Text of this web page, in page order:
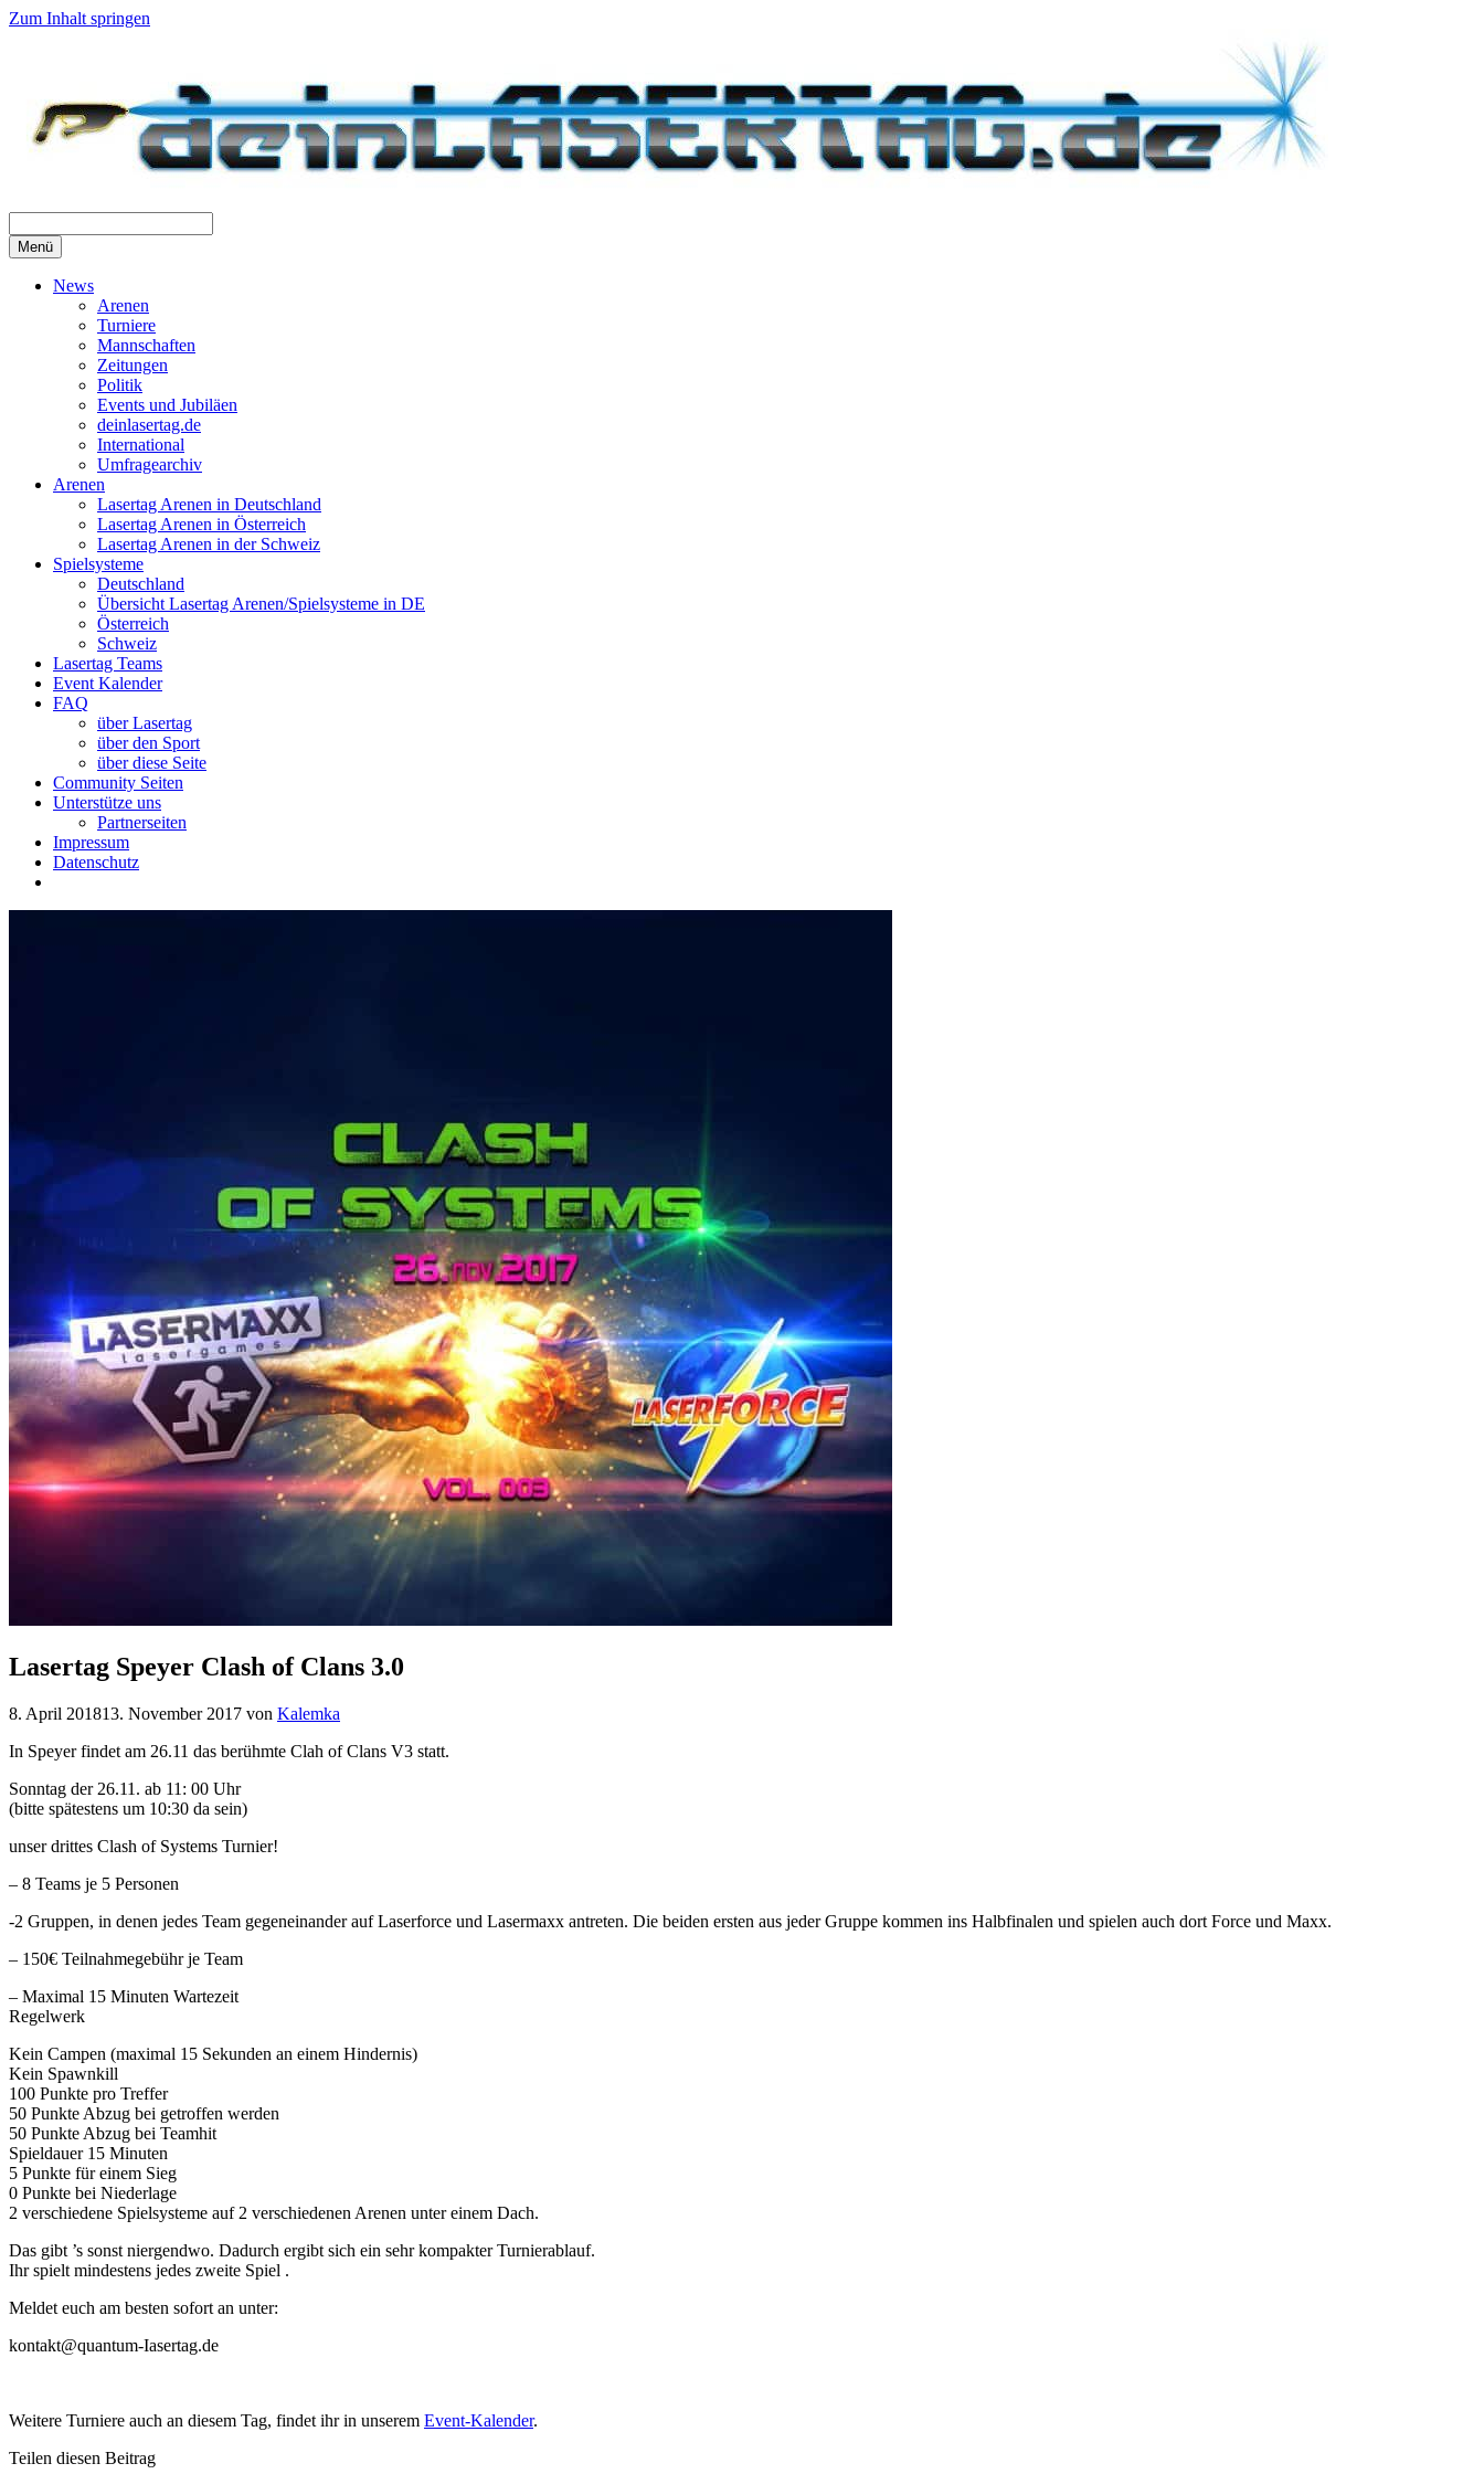
Zum Inhalt springen
Menü
News
Arenen
Turniere
Mannschaften
Zeitungen
Politik
Events und Jubiläen
deinlasertag.de
International
Umfragearchiv
Arenen
Lasertag Arenen in Deutschland
Lasertag Arenen in Österreich
Lasertag Arenen in der Schweiz
Spielsysteme
Deutschland
Übersicht Lasertag Arenen/Spielsysteme in DE
Österreich
Schweiz
Lasertag Teams
Event Kalender
FAQ
über Lasertag
über den Sport
über diese Seite
Community Seiten
Unterstütze uns
Partnerseiten
Impressum
Datenschutz
Lasertag Speyer Clash of Clans 3.0
8. April 201813. November 2017 von Kalemka
In Speyer findet am 26.11 das berühmte Clah of Clans V3 statt.
Sonntag der 26.11. ab 11: 00 Uhr
(bitte spätestens um 10:30 da sein)
unser drittes Clash of Systems Turnier!
– 8 Teams je 5 Personen
-2 Gruppen, in denen jedes Team gegeneinander auf Laserforce und Lasermaxx antreten. Die beiden ersten aus jeder Gruppe kommen ins Halbfinalen und spielen auch dort Force und Maxx.
– 150€ Teilnahmegebühr je Team
– Maximal 15 Minuten Wartezeit
Regelwerk
Kein Campen (maximal 15 Sekunden an einem Hindernis)
Kein Spawnkill
100 Punkte pro Treffer
50 Punkte Abzug bei getroffen werden
50 Punkte Abzug bei Teamhit
Spieldauer 15 Minuten
5 Punkte für einem Sieg
0 Punkte bei Niederlage
2 verschiedene Spielsysteme auf 2 verschiedenen Arenen unter einem Dach.
Das gibt ’s sonst niergendwo. Dadurch ergibt sich ein sehr kompakter Turnierablauf.
Ihr spielt mindestens jedes zweite Spiel .
Meldet euch am besten sofort an unter:
kontakt@quantum-Iasertag.de
Weitere Turniere auch an diesem Tag, findet ihr in unserem Event-Kalender.
Teilen diesen Beitrag